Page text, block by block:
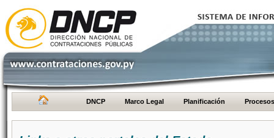
DNCP Marco Legal Planificación Procesos